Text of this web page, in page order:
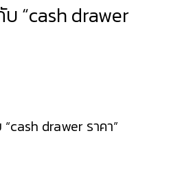
“cash drawer
drawer ราคา”